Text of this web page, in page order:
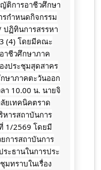
ติการอาชีวศึกษา
กำหนดกิจกรรม
ปฏิทินการสรรหา
(4) โดยมีคณะ
าชีวศึกษาภาค
งประชุมสุดสาคร
ษาภาคตะวันออก
า 10.00 น. นายจิ
ยเทคนิคตราด
ารสถาบันการ
1/2569 โดยมี
การสถาบันการ
ะธานในการประ
มทราบในเรื่อง